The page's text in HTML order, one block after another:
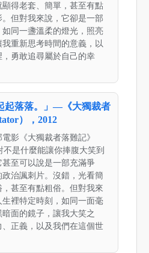
得老套、簡單，甚至有點
但對我來說，它卻是一部
同一盞溫柔的燈光，照亮
重新思考時間的意義，以
勇敢追尋屬於自己的幸
起落落。」—《大獨裁者
），2012
影《大獨裁者落難記》
不是什麼能讓你捧腹大笑到
至可以說是一部充滿爭
治諷刺片。沒錯，光看簡
甚至有點粗俗。但對我來
裡特定時刻，如同一面毫
面的鏡子，讓我大笑之
正義，以及我們在這個世